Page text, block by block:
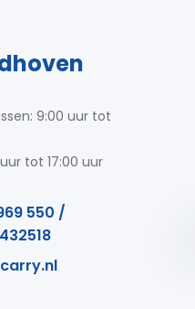
9:00 uur tot
tot 17:00 uur
550 /